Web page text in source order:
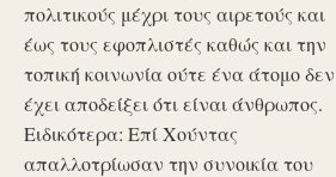
πολιτικούς μέχρι τους αιρετούς και
έως τους εφοπλιστές καθώς και την
τοπική κοινωνία ούτε ένα άτομο δεν
έχει αποδείξει ότι είναι άνθρωπος.
Ειδικότερα: Επί Χούντας
απαλλοτρίωσαν την συνοικία του